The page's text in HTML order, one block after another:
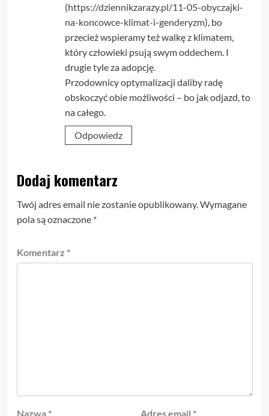
(https://dziennikzarazy.pl/11-05-obyczajki-
na-koncowce-klimat-i-genderyzm), bo
przecież wspieramy też walkę z klimatem,
który człowieki psują swym oddechem. I
drugie tyle za adopcję.
Przodownicy optymalizacji daliby radę
obskoczyć obie możliwości – bo jak odjazd, to
na całego.
Odpowiedz
Dodaj komentarz
Twój adres email nie zostanie opublikowany. Wymagane
pola są oznaczone *
Komentarz *
Nazwa * Adres email *